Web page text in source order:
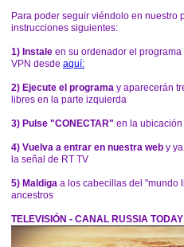
Para poder seguir viéndolo en nuestro
instrucciones siguientes:
1) Instale en su ordenador el programa
VPN desde aquí:
2) Ejecute el programa y aparecerán
libres en la parte izquierda
3) Pulse "CONECTAR" en la ubicación
4) Vuelva a entrar en nuestra web y
la señal de RT TV
5) Maldiga a los cabecillas del "mundo
ancestros
TELEVISIÓN - CANAL RUSSIA TODAY